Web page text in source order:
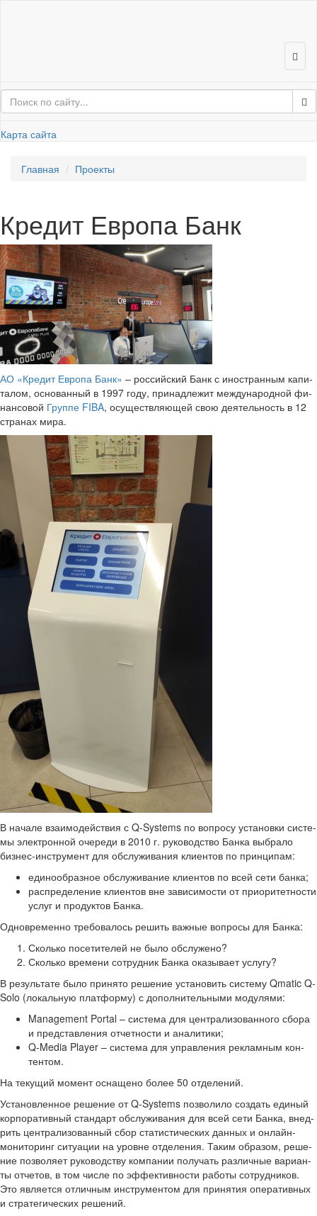
Карта сайта
Глав­ная Про­ек­ты
Кре­дит Ев­ро­па Банк
АО «Кре­дит Ев­ро­па Банк» – рос­сий­ский Банк с ино­стран­ным ка­пи­
та­лом, ос­но­ван­ный в 1997 году, при­над­ле­жит меж­ду­на­род­ной фи­
нан­со­вой Груп­пе FIBA, осу­ществ­ля­ю­щей свою де­я­тель­ность в 12
стра­нах мира.
В на­ча­ле вза­и­мо­дей­ствия с Q-​Systems по во­про­су уста­нов­ки си­сте­
мы элек­трон­ной оче­ре­ди в 2010 г. ру­ко­вод­ство Банка вы­бра­ло
бизнес-​инструмент для об­слу­жи­ва­ния кли­ен­тов по прин­ци­пам:
еди­но­об­раз­ное об­слу­жи­ва­ние кли­ен­тов по всей сети банка;
рас­пре­де­ле­ние кли­ен­тов вне за­ви­си­мо­сти от при­о­ри­тет­но­сти
услуг и про­дук­тов Банка.
Од­но­вре­мен­но тре­бо­ва­лось ре­шить важ­ные во­про­сы для Банка:
Сколь­ко по­се­ти­те­лей не было об­слу­же­но?
Сколь­ко вре­ме­ни со­труд­ник Банка ока­зы­ва­ет услу­гу?
В ре­зуль­та­те было при­ня­то ре­ше­ние уста­но­вить си­сте­му Qmatic Q-​​
Solo (ло­каль­ную плат­фор­му) с до­пол­ни­тель­ны­ми мо­ду­ля­ми:
Management Portal – си­сте­ма для цен­тра­ли­зо­ван­но­го сбора
и пред­став­ле­ния от­чет­но­сти и ана­ли­ти­ки;
Q-​​Media Player – си­сте­ма для управ­ле­ния ре­клам­ным кон­
тен­том.
На те­ку­щий мо­мент осна­ще­но более 50 от­де­ле­ний.
Уста­нов­лен­ное ре­ше­ние от Q-​Systems поз­во­ли­ло со­здать еди­ный
кор­по­ра­тив­ный стан­дарт об­слу­жи­ва­ния для всей сети Банка, внед­
рить цен­тра­ли­зо­ван­ный сбор ста­ти­сти­че­ских дан­ных и онлайн-​
мониторинг си­ту­а­ции на уровне от­де­ле­ния. Таким об­ра­зом, ре­ше­
ние поз­во­ля­ет ру­ко­вод­ству ком­па­нии по­лу­чать раз­лич­ные ва­ри­ан­
ты от­че­тов, в том числе по эф­фек­тив­но­сти ра­бо­ты со­труд­ни­ков.
Это яв­ля­ет­ся от­лич­ным ин­стру­мен­том для при­ня­тия опе­ра­тив­ных
и стра­те­ги­че­ских ре­ше­ний.